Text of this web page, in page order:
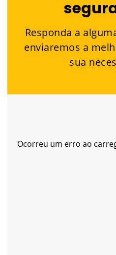
Responda a
enviaremos a
sua
Ocorreu um erro ao